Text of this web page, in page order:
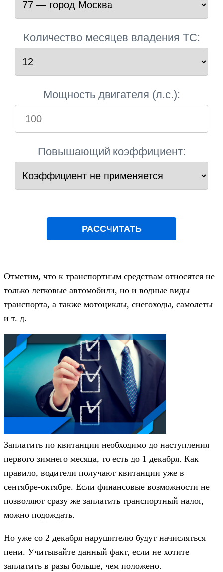
Количество месяцев владения ТС:
Мощность двигателя (л.с.):
Повышающий коэффициент:
РАССЧИТАТЬ
Отметим, что к транспортным средствам относятся не
только легковые автомобили, но и водные виды
транспорта, а также мотоциклы, снегоходы, самолеты
и т. д.
Заплатить по квитанции необходимо до наступления
первого зимнего месяца, то есть до 1 декабря. Как
правило, водители получают квитанции уже в
сентябре-октябре. Если финансовые возможности не
позволяют сразу же заплатить транспортный налог,
можно подождать.
Но уже со 2 декабря нарушителю будут начисляться
пени. Учитывайте данный факт, если не хотите
заплатить в разы больше, чем положено.